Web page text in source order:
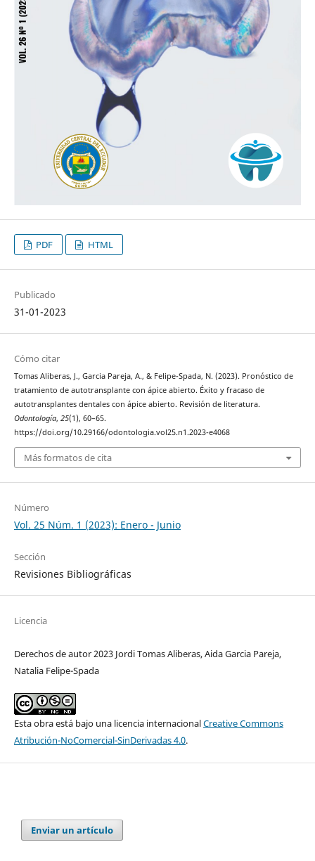
PDF HTML
Publicado
31-01-2023
Cómo citar
Tomas Aliberas, J., Garcia Pareja, A., & Felipe-Spada, N. (2023). Pronóstico de
tratamiento de autotransplante con ápice abierto. Éxito y fracaso de
autotransplantes dentales con ápice abierto. Revisión de literatura.
Odontología, 25(1), 60–65.
https://doi.org/10.29166/odontologia.vol25.n1.2023-e4068
Más formatos de cita
Número
Vol. 25 Núm. 1 (2023): Enero - Junio
Sección
Revisiones Bibliográficas
Licencia
Derechos de autor 2023 Jordi Tomas Aliberas, Aida Garcia Pareja,
Natalia Felipe-Spada
Esta obra está bajo una licencia internacionalCreative Commons
Atribución-NoComercial-SinDerivadas 4.0.
Enviar un artículo